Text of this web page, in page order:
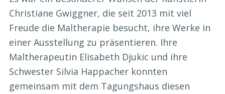
Christiane Gwiggner, die seit 2013 mit viel
Freude die Maltherapie besucht, ihre Werke in
einer Ausstellung zu präsentieren. Ihre
Maltherapeutin Elisabeth Djukic und ihre
Schwester Silvia Happacher konnten
gemeinsam mit dem Tagungshaus diesen